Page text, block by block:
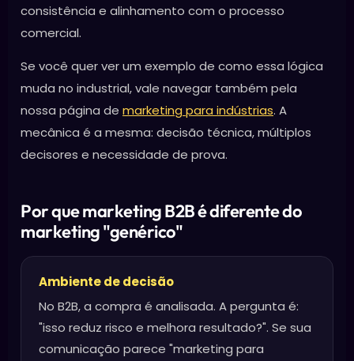
consistência e alinhamento com o processo
comercial.
Se você quer ver um exemplo de como essa lógica
muda no industrial, vale navegar também pela
nossa página de marketing para indústrias. A
mecânica é a mesma: decisão técnica, múltiplos
decisores e necessidade de prova.
Por que marketing B2B é diferente do
marketing "genérico"
Ambiente de decisão
No B2B, a compra é analisada. A pergunta é:
"isso reduz risco e melhora resultado?". Se sua
comunicação parece "marketing para